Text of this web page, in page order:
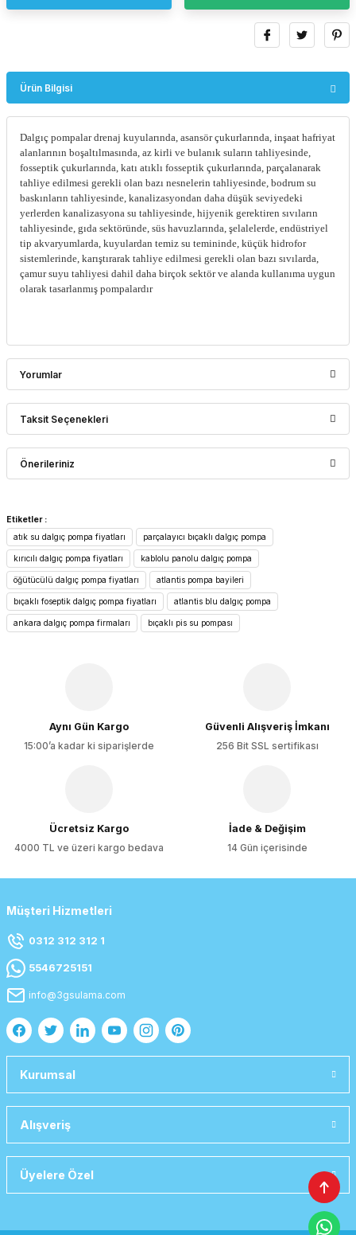
Ürün Bilgisi
Dalgıç pompalar drenaj kuyularında, asansör çukurlarında, inşaat hafriyat
alanlarının boşaltılmasında, az kirli ve bulanık suların tahliyesinde,
fosseptik çukurlarında, katı atıklı fosseptik çukurlarında, parçalanarak
tahliye edilmesi gerekli olan bazı nesnelerin tahliyesinde, bodrum su
baskınların tahliyesinde, kanalizasyondan daha düşük seviyedeki
yerlerden kanalizasyona su tahliyesinde, hijyenik gerektiren sıvıların
tahliyesinde, gıda sektöründe, süs havuzlarında, şelalelerde, endüstriyel
tip akvaryumlarda, kuyulardan temiz su temininde, küçük hidrofor
sistemlerinde, karıştırarak tahliye edilmesi gerekli olan bazı sıvılarda,
çamur suyu tahliyesi dahil daha birçok sektör ve alanda kullanıma uygun
olarak tasarlanmış pompalardır
Yorumlar
Bu ürüne ilk yorumu siz yapın!
Taksit Seçenekleri
Önerileriniz
konularda yetersiz gördüğünüz noktaları öneri formunu
kullanarak tarafımıza iletebilirsiniz.
Görüş ve önerileriniz için teşekkür ederiz.
Ürün resmi kalitesiz, bozuk veya görüntülenemiyor.
Ürün açıklamasında eksik bilgiler bulunuyor.
Etiketler :
atık su dalgıç pompa fiyatları
parçalayıcı bıçaklı dalgıç pompa
kırıcılı dalgıç pompa fiyatları kablolu panolu dalgıç pompa
öğütücülü dalgıç pompa fiyatları atlantis pompa bayileri
bıçaklı foseptik dalgıç pompa fiyatları atlantis blu dalgıç pompa
ankara dalgıç pompa firmaları bıçaklı pis su pompası
Aynı Gün Kargo
15:00’a kadar ki siparişlerde
Güvenli Alışveriş İmkanı
256 Bit SSL sertifikası
Ücretsiz Kargo
4000 TL ve üzeri kargo bedava
İade & Değişim
14 Gün içerisinde
Müşteri Hizmetleri
0312 312 312 1
5546725151
info@3gsulama.com
Kurumsal
Alışveriş
Üyelere Özel